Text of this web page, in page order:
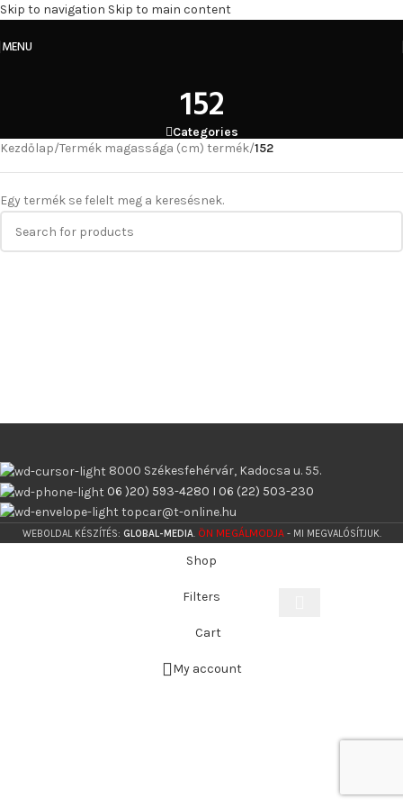
Skip to navigation Skip to main content
MENU
152
Categories
Kezdőlap/Termék magassága (cm) termék/152
Egy termék se felelt meg a keresésnek.
8000 Székesfehérvár, Kadocsa u. 55.
06 )20) 593-4280 I 06 (22) 503-230
topcar@t-online.hu
WEBOLDAL KÉSZÍTÉS: GLOBAL-MEDIA.ÖN MEGÁLMODJA- MI MEGVALÓSÍTJUK.
Start typing to see products you are looking for.
Shop
Filters
Cart
My account